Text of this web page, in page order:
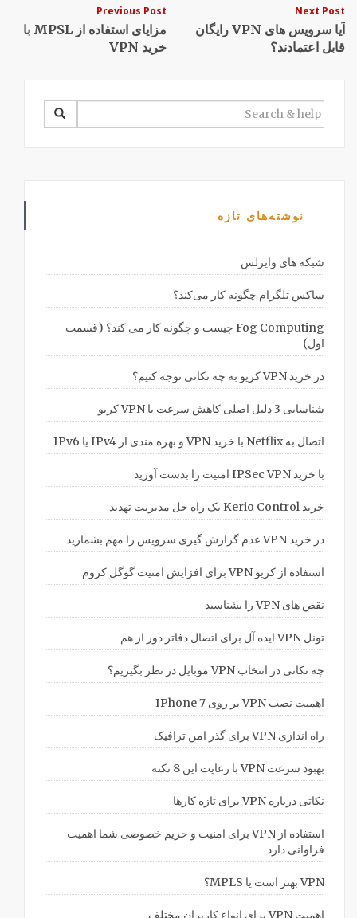
Post
navigation
Previous Post
مزایای استفاده از MPSL با
خرید VPN
Next Post
آیا سرویس های VPN رایگان
قابل اعتمادند؟
SEARCH
FOR:
نوشته‌های تازه
شبکه های وایرلس
ساکس تلگرام چگونه کار می‌کند؟
Fog Computing چیست و چگونه کار می کند؟ (قسمت
اول)
در خرید VPN کریو به چه نکاتی توجه کنیم؟
شناسایی 3 دلیل اصلی کاهش سرعت با VPN کریو
اتصال به Netflix با خرید VPN و بهره مندی از IPv4 یا IPv6
با خرید IPSec VPN امنیت را بدست آورید
خرید Kerio Control یک راه حل مدیریت تهدید
در خرید VPN عدم گزارش گیری سرویس را مهم بشمارید
استفاده از کریو VPN برای افزایش امنیت گوگل کروم
نقص های VPN را بشناسید
تونل VPN ایده آل برای اتصال دفاتر دور از هم
چه نکاتی در انتخاب VPN موبایل در نظر بگیریم؟
اهمیت نصب VPN بر روی IPhone 7
راه اندازی VPN برای گذر امن ترافیک
بهبود سرعت VPN با رعایت این 8 نکته
نکاتی درباره VPN برای تازه کارها
استفاده از VPN برای امنیت و حریم خصوصی شما اهمیت
فراوانی دارد
VPN بهتر است یا MPLS؟
اهمیت VPN برای انواع کاربران مختلف